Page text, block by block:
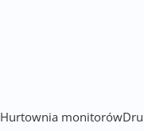
Hurtownia monitorów